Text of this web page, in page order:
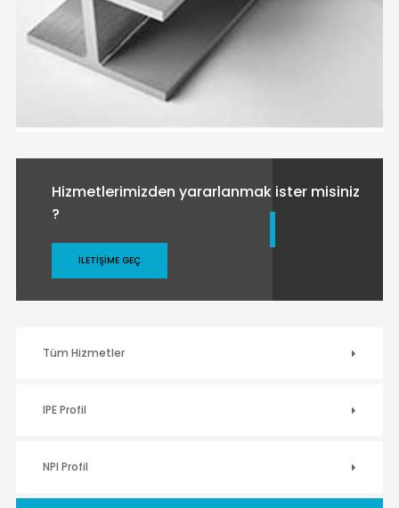
Hizmetlerimizden yararlanmak ister misiniz
?
İLETIŞIME GEÇ
Tüm Hizmetler
IPE Profil
NPI Profil